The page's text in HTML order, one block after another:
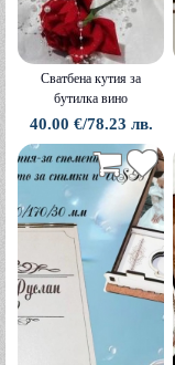
Сватбена кутия за
бутилка вино
40.00 €/78.23 лв.